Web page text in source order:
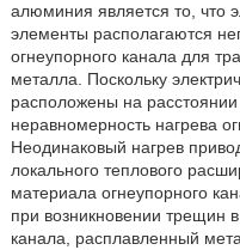
алюминия является то, что
элементы располагаются
огнеупорного канала для
металла. Поскольку
расположены на расстоянии
неравномерность нагрева
Неодинаковый нагрев
локального теплового
материала огнеупорного
при возникновении трещин
канала, расплавленный